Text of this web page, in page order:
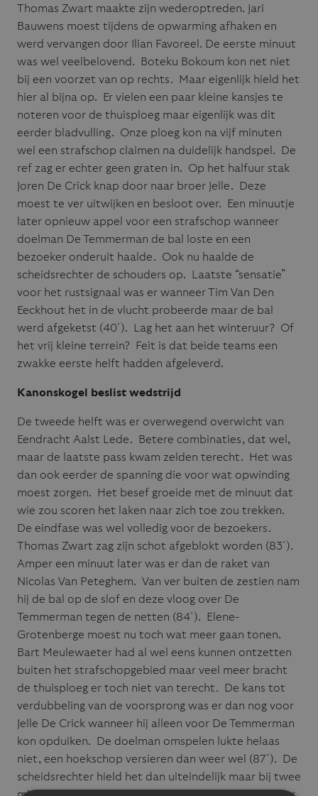
Thomas Zwart maakte zijn wederoptreden. Jari
Bauwens moest tijdens de opwarming afhaken en
werd vervangen door Ilian Favoreel. De eerste minuut
was wel veelbelovend. Boteku Bokoum kon net niet
bij een voorzet van op rechts. Maar eigenlijk hield het
hier al bijna op. Er vielen een paar kleine kansjes te
noteren voor de thuisploeg maar eigenlijk was dit
eerder bladvulling. Onze ploeg kon na vijf minuten
wel een strafschop claimen na duidelijk handspel. De
ref zag er echter geen graten in. Op het halfuur stak
Joren De Crick knap door naar broer Jelle. Deze
moest te ver uitwijken en besloot over. Een minuutje
later opnieuw appel voor een strafschop wanneer
doelman De Temmerman de bal loste en een
bezoeker onderuit haalde. Ook nu haalde de
scheidsrechter de schouders op. Laatste “sensatie”
voor het rustsignaal was er wanneer Tim Van Den
Eeckhout het in de vlucht probeerde maar de bal
werd afgeketst (40’). Lag het aan het winteruur? Of
het vrij kleine terrein? Feit is dat beide teams een
zwakke eerste helft hadden afgeleverd.
Kanonskogel beslist wedstrijd
De tweede helft was er overwegend overwicht van
Eendracht Aalst Lede. Betere combinaties, dat wel,
maar de laatste pass kwam zelden terecht. Het was
dan ook eerder de spanning die voor wat opwinding
moest zorgen. Het besef groeide met de minuut dat
wie zou scoren het laken naar zich toe zou trekken.
De eindfase was wel volledig voor de bezoekers.
Thomas Zwart zag zijn schot afgeblokt worden (83’).
Amper een minuut later was er dan de raket van
Nicolas Van Peteghem. Van ver buiten de zestien nam
hij de bal op de slof en deze vloog over De
Temmerman tegen de netten (84’). Elene-
Grotenberge moest nu toch wat meer gaan tonen.
Bart Meulewaeter had al wel eens kunnen ontzetten
buiten het strafschopgebied maar veel meer bracht
de thuisploeg er toch niet van terecht. De kans tot
verdubbeling van de voorsprong was er dan nog voor
Jelle De Crick wanneer hij alleen voor De Temmerman
kon opduiken. De doelman omspelen lukte helaas
niet, een hoekschop versieren dan weer wel (87’). De
scheidsrechter hield het dan uiteindelijk maar bij twee